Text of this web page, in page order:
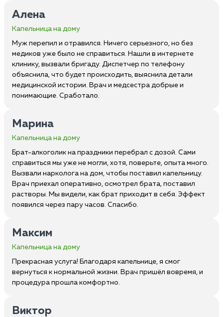
Алена
Капельница на дому
Муж перепил и отравился. Ничего серьезного, но без
медиков уже было не справиться. Нашли в интернете
клинику, вызвали бригаду. Диспетчер по телефону
объяснила, что будет происходить, выяснила детали
медицинской истории. Врач и медсестра добрые и
понимающие. Сработало.
Марина
Капельница на дому
Брат-алкоголик на праздники перебрал с дозой. Сами
справиться мы уже не могли, хотя, поверьте, опыта много.
Вызвали нарколога на дом, чтобы поставил капельницу.
Врач приехал оперативно, осмотрел брата, поставил
растворы. Мы видели, как брат приходит в себя. Эффект
появился через пару часов. Спасибо.
Максим
Капельница на дому
Прекрасная услуга! Благодаря капельнице, я смог
вернуться к нормальной жизни. Врач пришёл вовремя, и
процедура прошла комфортно.
Виктор